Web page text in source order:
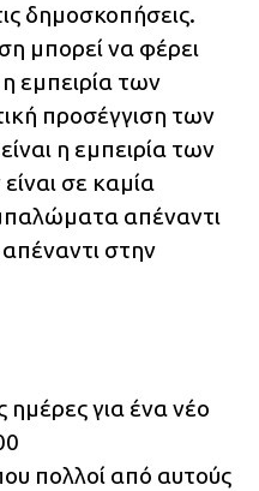
δημοσκοπήσεις.
μπορεί να φέρει
εμπειρία των
προσέγγιση των
η εμπειρία των
σε καμία
απέναντι
απέναντι στην
ημέρες για ένα νέο
πολλοί από αυτούς